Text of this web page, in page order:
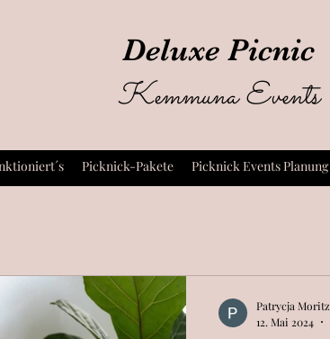
Deluxe Picnic
Kemmuna Events
Picknick-Pakete Picknick Events Planung
Patrycja Moritz
12. Mai 2024